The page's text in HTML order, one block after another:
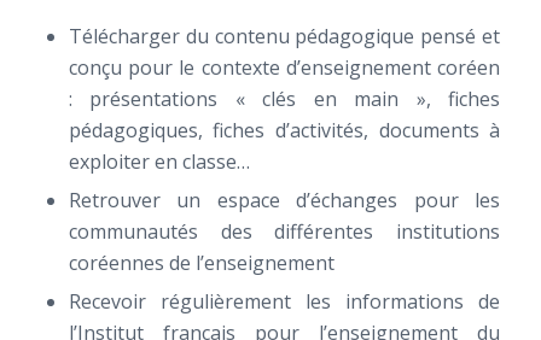
Télécharger du contenu pédagogique pensé et
conçu pour le contexte d’enseignement coréen
: présentations « clés en main », fiches
pédagogiques, fiches d’activités, documents à
exploiter en classe…
Retrouver un espace d’échanges pour les
communautés des différentes institutions
coréennes de l’enseignement
Recevoir régulièrement les informations de
l’Institut français pour l’enseignement du